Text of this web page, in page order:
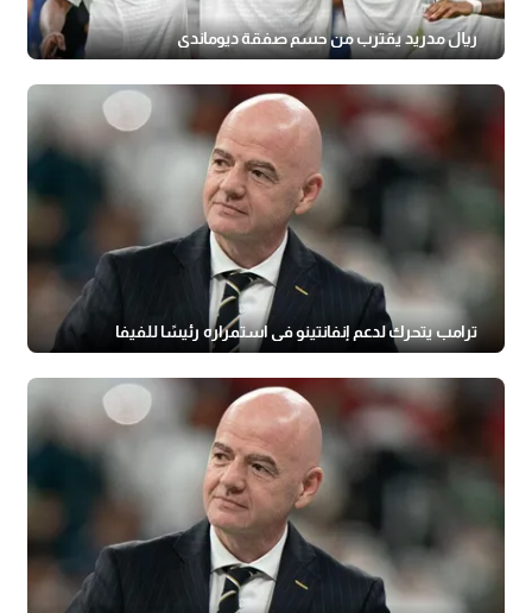
ريال مدريد يقترب من حسم صفقة ديوماندي
ترامب يتحرك لدعم إنفانتينو في استمراره رئيسًا للفيفا